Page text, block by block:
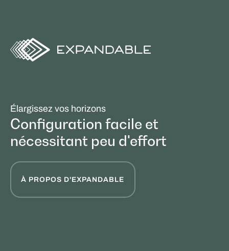
Élargissez vos horizons
Configuration facile et
nécessitant peu d'effort
À PROPOS D'EXPANDABLE